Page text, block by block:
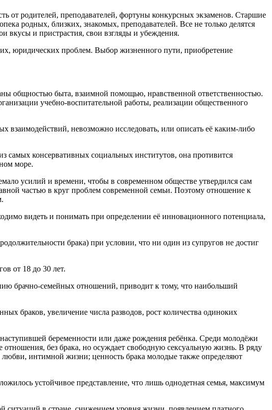
от родителей, преподавателей, фортуны конкурсных экзаменов. Старшие
родных, близких, знакомых, преподавателей. Все не только делятся
и пристрастия, свои взгляды и убеждения.
юридических проблем. Выбор жизненного пути, приобретение
общностью быта, взаимной помощью, нравственной ответственностью.
учебно-воспитательной работы, реализации общественного
взаимодействий, невозможно исследовать, или описать её каким-либо
консервативных социальных институтов, она противится
море.
усилий и времени, чтобы в современном обществе утвердился сам
частью в круг проблем современной семьи. Поэтому отношение к
видеть и понимать при определении её инновационного потенциала,
брака) при условии, что ни один из супругов не достиг
от 18 до 30 лет.
брачно-семейных отношений, приводит к тому, что наибольший
браков, увеличение числа разводов, рост количества одиноких
беременности или даже рождения ребёнка. Среди молодёжи
без брака, но осуждает свободную сексуальную жизнь. В ряду
интимной жизни; ценность брака молодые также определяют
устойчивое представление, что лишь однодетная семья, максимум